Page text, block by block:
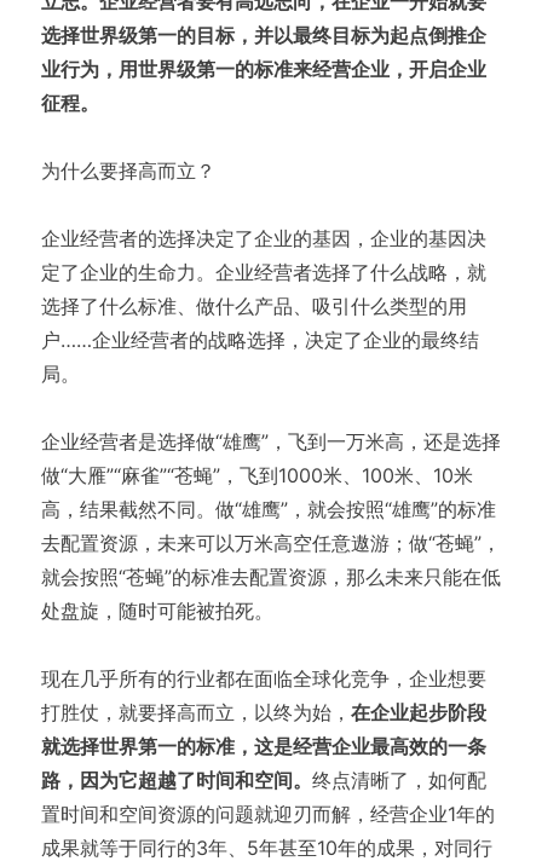
选择世界级第一的目标，并以最终目标为起点倒推企
业行为，用世界级第一的标准来经营企业，开启企业
征程。
为什么要择高而立？
企业经营者的选择决定了企业的基因，企业的基因决
定了企业的生命力。企业经营者选择了什么战略，就
选择了什么标准、做什么产品、吸引什么类型的用
户……企业经营者的战略选择，决定了企业的最终结
局。
企业经营者是选择做“雄鹰”，飞到一万米高，还是选择
做“大雁”“麻雀”“苍蝇”，飞到1000米、100米、10米
高，结果截然不同。做“雄鹰”，就会按照“雄鹰”的标准
去配置资源，未来可以万米高空任意遨游；做“苍蝇”，
就会按照“苍蝇”的标准去配置资源，那么未来只能在低
处盘旋，随时可能被拍死。
现在几乎所有的行业都在面临全球化竞争，企业想要
打胜仗，就要择高而立，以终为始， 在企业起步阶段
就选择世界第一的标准，这是经营企业最高效的一条
路，因为它超越了时间和空间。 终点清晰了，如何配
置时间和空间资源的问题就迎刃而解，经营企业1年的
成果就等于同行的3年、5年甚至10年的成果，对同行